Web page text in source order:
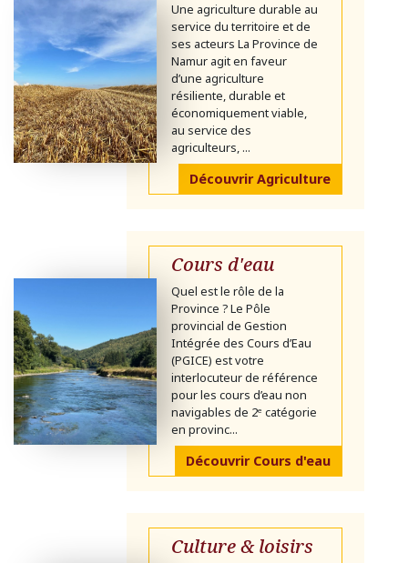
Une agriculture durable au
service du territoire et de
ses acteurs La Province de
Namur agit en faveur
d’une agriculture
résiliente, durable et
économiquement viable,
au service des
agriculteurs, ...
Découvrir Agriculture
Cours d'eau
Quel est le rôle de la
Province ? Le Pôle
provincial de Gestion
Intégrée des Cours d’Eau
(PGICE) est votre
interlocuteur de référence
pour les cours d’eau non
navigables de 2ᵉ catégorie
en provinc...
Découvrir Cours d'eau
Culture & loisirs